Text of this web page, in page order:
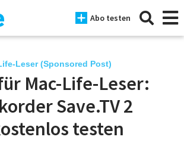
Abo testen
Leser (Sponsored Post)
Mac-Life-Leser:
Save.TV 2
testen